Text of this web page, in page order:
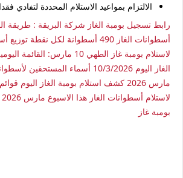
الالتزام بمواعيد الاستلام المحددة لتفادي
رابط تسجيل بومبة الغاز شركة البريقة : طريقة
أسطوانات الغاز 490 أسطوانة لكل نقطة توزيع
لاستلام بومبة غاز الطهي 10 مارس:
الغاز اليوم 10/3/2026
مارس 2026 كشف استلام بومبة الغاز اليوم
بومبة غاز